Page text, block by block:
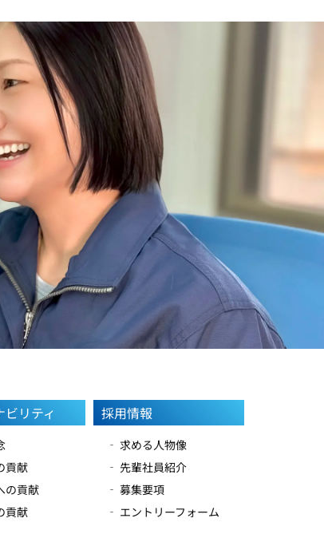
ビリティ
貢献
の貢献
貢献
採用情報
‐ 求める人物像
‐ 先輩社員紹介
‐ 募集要項
‐ エントリーフォーム